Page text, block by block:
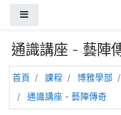
通識講座 - 藝陣
首頁 課程 博雅學部
通識講座 - 藝陣傳奇